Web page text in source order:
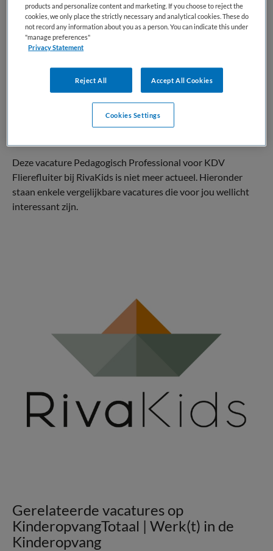
BRANCHE
KDV
AANSTELLING
Niet nader bepaald
PLAATSINGSDATUM
DIENSTVERBAND
Deze vacature Pedagogisch Professional voor KDV
Flierefluiter bij RivaKids is niet meer actueel. Hieronder
staan enkele vergelijkbare vacatures die voor jou wellicht
interessant zijn.
Gerelateerde vacatures op
KinderopvangTotaal | Werk(t) in de
Kinderopvang
products and personalize content and marketing. If you choose to reject the
cookies, we only place the strictly necessary and analytical cookies. These do
not record any information about you as a person. You can indicate this under
"manage preferences"
Privacy Statement
Reject All Accept All Cookies
Cookies Settings